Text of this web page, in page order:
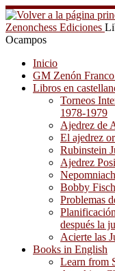
Saltar
al
contenido
Zenonchess Ediciones
Ocampos
Inicio
GM Zenón
Libros en
Torneos
1978-1979
Ajedrez de
El ajedrez
Rubinstein
Ajedrez
Bobby
Problemas
después la
Acierte las
Books in English
Learn from